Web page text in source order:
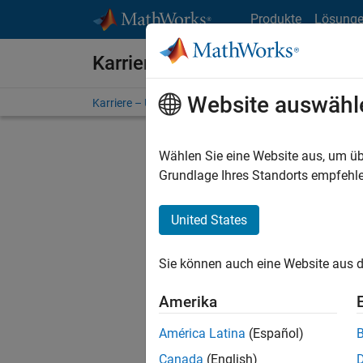
Produkte
Karriere bei MathWorks
Karriere – Übersicht Stellensuche
Stellen
Es
Region
Website
Wählen Sie eine Website aus, um
Grundlage Ihres Standorts
United States
Sie können auch eine Website aus
Amerika
América Latina (Español)
Canada (English)